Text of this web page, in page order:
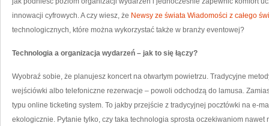
innowacji cyfrowych. A czy wiesz, że Newsy ze świata Wiadomości z całego
technologicznych, które można wykorzystać także w branży eventowej?
Technologia a organizacja wydarzeń – jak to się łączy?
Wyobraź sobie, że planujesz koncert na otwartym powietrzu. Tradycyjne
wejściówki albo telefoniczne rezerwacje – powoli odchodzą do lamusa.
typu online ticketing system. To jakby przejście z tradycyjnej pocztówki na e-
ekologicznie. Pytanie tylko, czy taka technologia sprosta oczekiwaniom